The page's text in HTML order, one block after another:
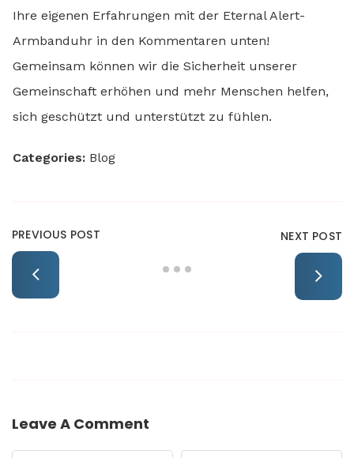
Ihre eigenen Erfahrungen mit der Eternal Alert-
Armbanduhr in den Kommentaren unten!
Gemeinsam können wir die Sicherheit unserer
Gemeinschaft erhöhen und mehr Menschen helfen,
sich geschützt und unterstützt zu fühlen.
Categories: Blog
PREVIOUS POST NEXT POST
Leave A Comment